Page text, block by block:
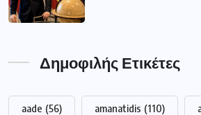
Δημοφιλής Ετικέτες
aade (56) amanatidis (110)